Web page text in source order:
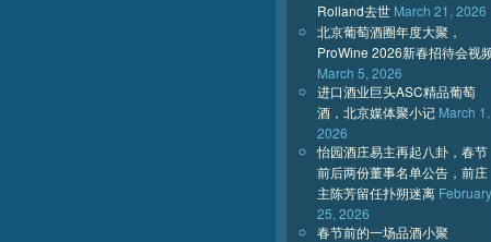
Rolland去世 March 21, 2026
北京葡萄酒圈年度大聚，
ProWine 2026新春招待会视
March 5, 2026
进口酒业巨头ASC精品葡萄
酒，北京媒体聚小记 March 1,
2026
怡园酒庄易主再起八卦，春节
前后两份董事名单公告，前庄
主陈芳留任扑朔迷离 February
25, 2026
春节前的一场品酒小聚